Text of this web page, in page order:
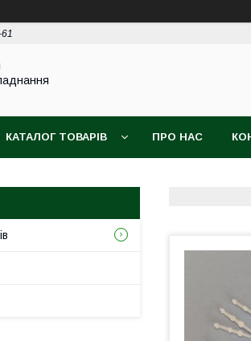
КАТАЛОГ ТОВАРІВ ПРО НАС